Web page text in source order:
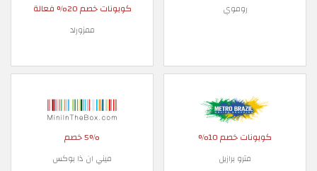
روموي كوبونات خصم 20% فعالة
ممزورلد
كوبونات خصم 10%
مترو برازيل
5% خصم
ميني ان ذا بوكس